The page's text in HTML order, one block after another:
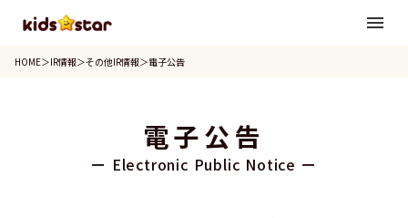
menu
HOME＞IR情報＞その他IR情報＞電子公告
電子公告
ー Electronic Public Notice ー